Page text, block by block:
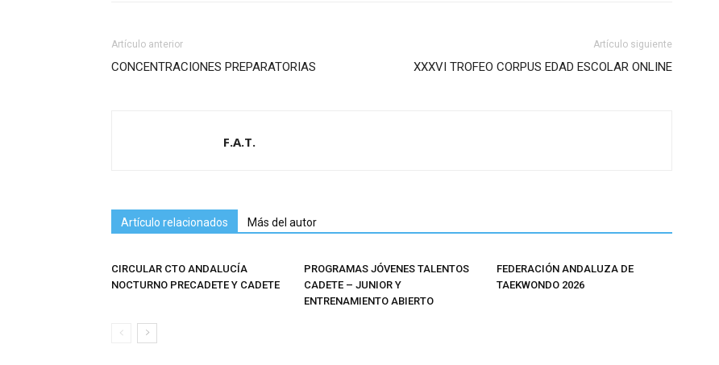
Artículo anterior
CONCENTRACIONES PREPARATORIAS
Artículo siguiente
XXXVI TROFEO CORPUS EDAD ESCOLAR ONLINE
F.A.T.
Artículo relacionados Más del autor
CIRCULAR CTO ANDALUCÍA
NOCTURNO PRECADETE Y CADETE
PROGRAMAS JÓVENES TALENTOS
CADETE – JUNIOR Y
ENTRENAMIENTO ABIERTO
FEDERACIÓN ANDALUZA DE
TAEKWONDO 2026